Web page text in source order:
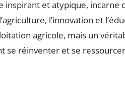
inspirant et atypique,
l’innovation et
agricole, mais un
se réinventer et se